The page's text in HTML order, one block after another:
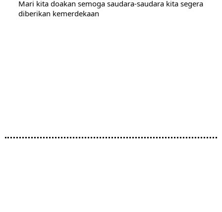
Mari kita doakan semoga saudara-saudara kita segera
diberikan kemerdekaan